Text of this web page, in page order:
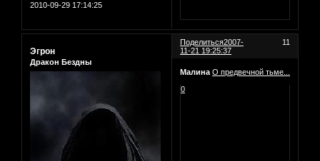
2010-09-29 17:14:25
Поделиться 11
2007-
11-21 19:25:37
Эгрон
Дракон Бездны
Малина О предвечной тьме...
0